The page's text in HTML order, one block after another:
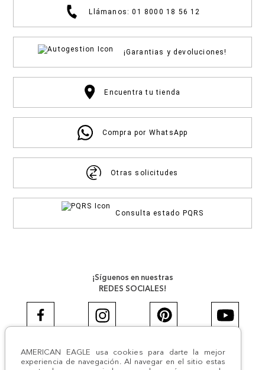
AMERICAN EAGLE usa cookies para darte la mejor
experiencia de navegación. Al navegar en el sitio estas
Llámanos: 01 8000 18 56 12
¡Garantias y devoluciones!
Encuentra tu tienda
Compra por WhatsApp
Otras solicitudes
Consulta estado PQRS
¡Síguenos en nuestras
REDES SOCIALES!
#AEJEANS #AerieREALCOL